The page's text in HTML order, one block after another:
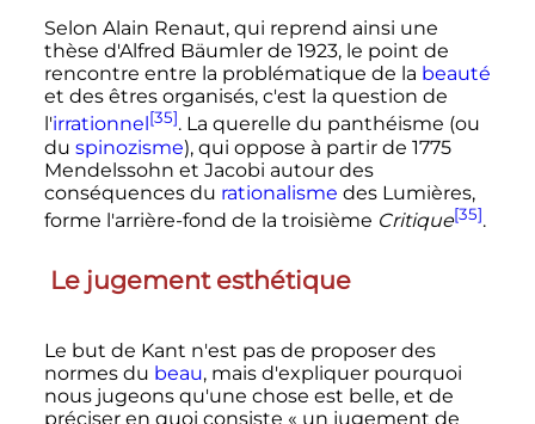
Selon Alain Renaut, qui reprend ainsi une
thèse d'Alfred Bäumler de 1923, le point de
rencontre entre la problématique de la beauté
et des êtres organisés, c'est la question de
l'irrationnel [35]. La querelle du panthéisme (ou
du spinozisme), qui oppose à partir de 1775
Mendelssohn et Jacobi autour des
conséquences du rationalisme des Lumières,
forme l'arrière-fond de la troisième Critique[35].
Le jugement esthétique
Le but de Kant n'est pas de proposer des
normes du beau, mais d'expliquer pourquoi
nous jugeons qu'une chose est belle, et de
préciser en quoi consiste « un jugement de